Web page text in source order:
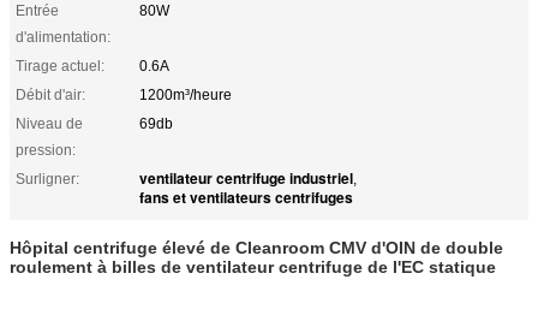
Entrée
d'alimentation:
80W
Tirage actuel:
0.6A
Débit d'air:
1200m³/heure
Niveau de
pression:
69db
Surligner: ventilateur centrifuge industriel,
fans et ventilateurs centrifuges
Hôpital centrifuge élevé de Cleanroom CMV d'OIN de double
roulement à billes de ventilateur centrifuge de l'EC statique